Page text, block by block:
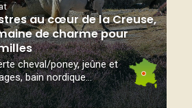
au cœur de la Creuse,
de charme pour
cheval/poney, jeûne et
bain nordique...